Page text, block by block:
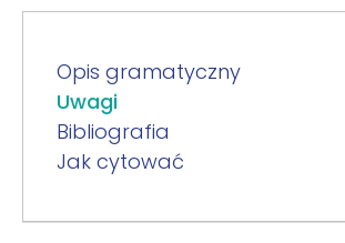
Opis gramatyczny
Uwagi
Bibliografia
Jak cytować